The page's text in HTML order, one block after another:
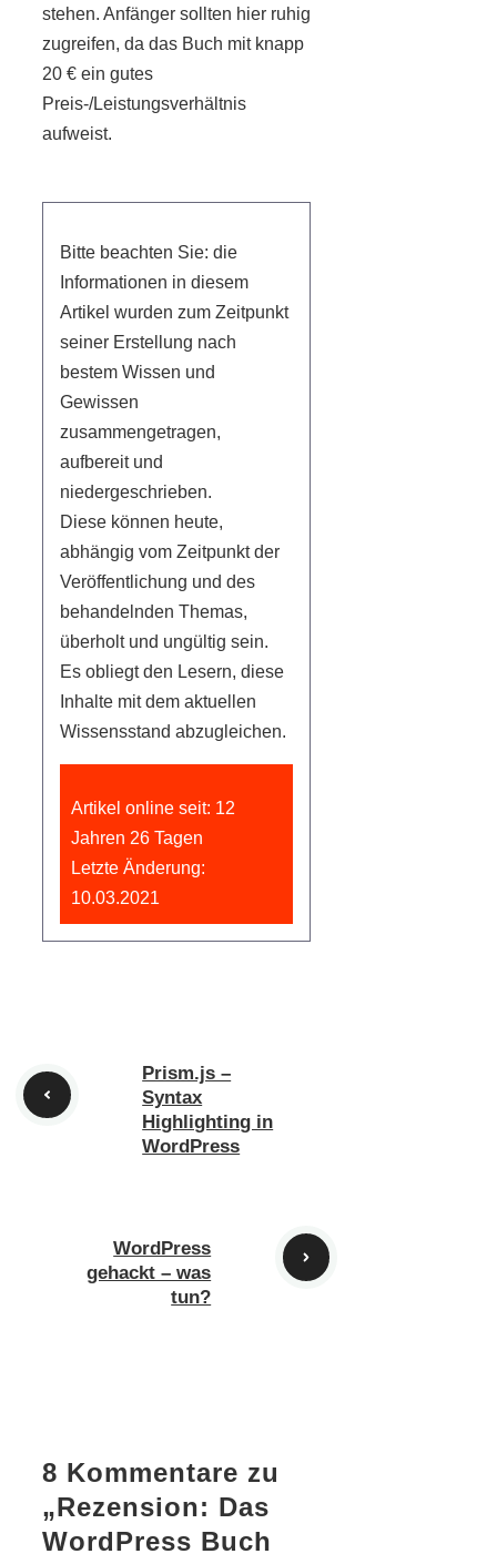
stehen. Anfänger sollten hier ruhig
zugreifen, da das Buch mit knapp
20 € ein gutes
Preis-/Leistungsverhältnis
aufweist.
Bitte beachten Sie: die
Informationen in diesem
Artikel wurden zum Zeitpunkt
seiner Erstellung nach
bestem Wissen und
Gewissen
zusammengetragen,
aufbereit und
niedergeschrieben.
Diese können heute,
abhängig vom Zeitpunkt der
Veröffentlichung und des
behandelnden Themas,
überholt und ungültig sein.
Es obliegt den Lesern, diese
Inhalte mit dem aktuellen
Wissensstand abzugleichen.
Artikel online seit: 12
Jahren 26 Tagen
Letzte Änderung:
10.03.2021
Prism.js –
Syntax
Highlighting in
WordPress
WordPress
gehackt – was
tun?
8 Kommentare zu
„Rezension: Das
WordPress Buch